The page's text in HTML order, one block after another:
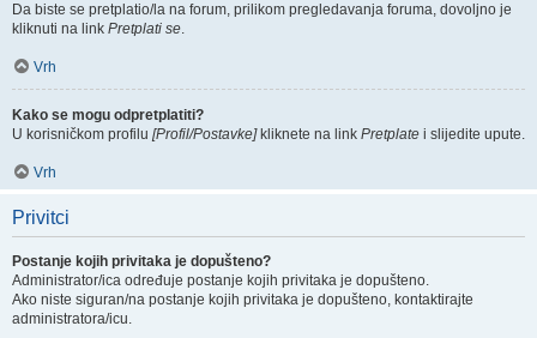
Da biste se pretplatio/la na forum, prilikom pregledavanja foruma, dovoljno je
kliknuti na link Pretplati se.
Vrh
Kako se mogu odpretplatiti?
U korisničkom profilu [Profil/Postavke]kliknete na link Pretplate i slijedite upute.
Vrh
Privitci
Postanje kojih privitaka je dopušteno?
Administrator/ica određuje postanje kojih privitaka je dopušteno.
Ako niste siguran/na postanje kojih privitaka je dopušteno, kontaktirajte
administratora/icu.